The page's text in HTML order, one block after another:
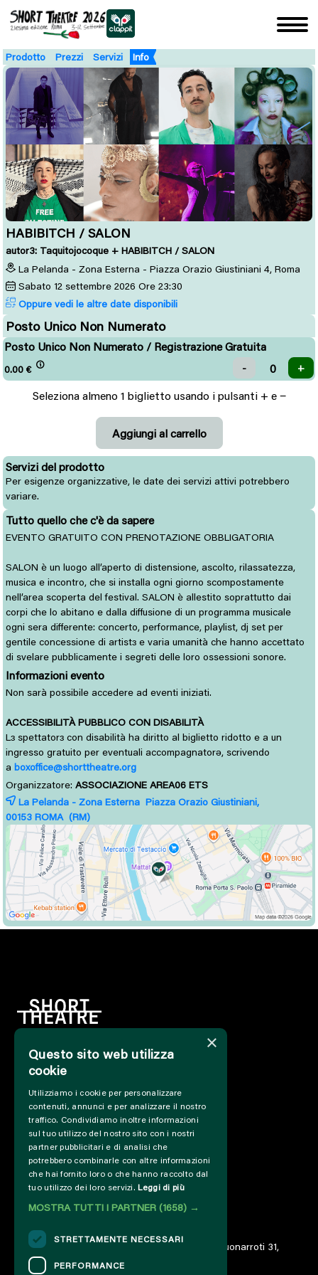
Prodotto Prezzi Servizi Info
HABIBITCH / SALON
autor3: Taquitojocoque + HABIBITCH / SALON
La Pelanda - Zona Esterna - Piazza Orazio Giustiniani 4, Roma
Sabato 12 settembre 2026 Ore 23:30
Oppure vedi le altre date disponibili
Posto Unico Non Numerato
Posto Unico Non Numerato / Registrazione Gratuita
0.00 €
Seleziona almeno 1 biglietto usando i pulsanti + e −
Servizi del prodotto
Per esigenze organizzative, le date dei servizi attivi potrebbero
variare.
Tutto quello che c'è da sapere
EVENTO GRATUITO CON PRENOTAZIONE OBBLIGATORIA
SALON è un luogo all’aperto di distensione, ascolto, rilassatezza,
musica e incontro, che si installa ogni giorno scompostamente
nell’area scoperta del festival. SALON è allestito soprattutto dai
corpi che lo abitano e dalla diffusione di un programma musicale
ogni sera differente: concerto, performance, playlist, dj set per
gentile concessione di artistɜ e varia umanità che hanno accettato
di svelare pubblicamente i segreti delle loro ossessioni sonore.
Informazioni evento
Non sarà possibile accedere ad eventi iniziati.
ACCESSIBILITÀ PUBBLICO CON DISABILITÀ
Lɜ spettatorɜ con disabilità ha diritto al biglietto ridotto e a un
ingresso gratuito per eventuali accompagnatorə, scrivendo
a boxoffice@shorttheatre.org
Organizzatore: ASSOCIAZIONE AREA06 ETS
La Pelanda - Zona Esterna Piazza Orazio Giustiniani,
00153 ROMA (RM)
HOME
SOSTIENICI
PRESS&PROFESSIONAL
CHI SIAMO
PARTNER
PROGETTI E COLLABORAZIONI
CUT / ANALOGUE
ARCHIVIO
DIARIO
© 2023 – Associazione AREA06 – ETS – Via Buonarroti 31,
00185 Roma – IT06859801000
×
Questo sito web utilizza
cookie
Utilizziamo i cookie per personalizzare
contenuti, annunci e per analizzare il nostro
traffico. Condividiamo inoltre informazioni
sul tuo utilizzo del nostro sito con i nostri
partner pubblicitari e di analisi che
potrebbero combinarle con altre informazioni
che hai fornito loro o che hanno raccolto dal
tuo utilizzo dei loro servizi. Leggi di più
MOSTRA TUTTI I PARTNER (1658) →
STRETTAMENTE NECESSARI
PERFORMANCE